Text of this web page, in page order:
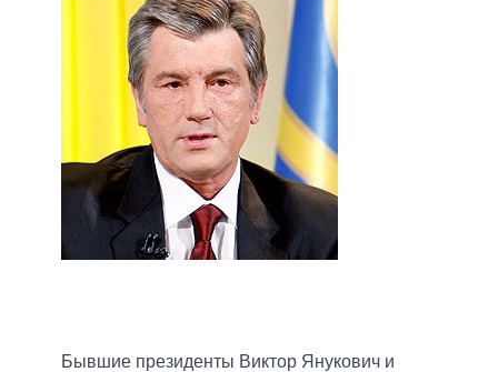
Бывшие президенты Виктор Янукович и